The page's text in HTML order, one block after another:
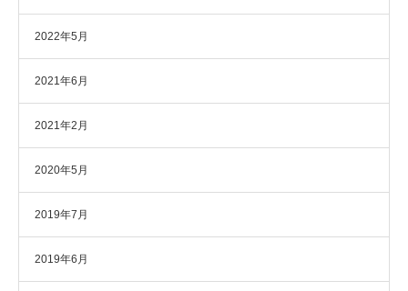
2022年5月
2021年6月
2021年2月
2020年5月
2019年7月
2019年6月